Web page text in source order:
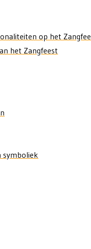
op het
het Zangfeest
symboliek